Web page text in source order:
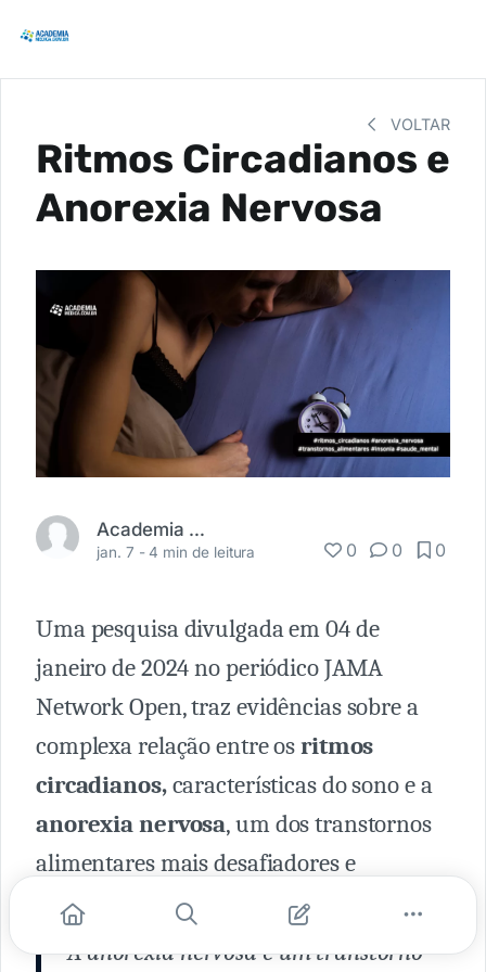
VOLTAR
Ritmos Circadianos e
Anorexia Nervosa
Academia Médica
jan. 7 -4 min de leitura 0 0 0
Uma pesquisa divulgada em 04 de
janeiro de 2024 no periódico JAMA
Network Open, traz evidências sobre a
complexa relação entre osritmos
circadianos,características do sono e a
anorexia nervosa, um dos transtornos
alimentares mais desafiadores e
perigosos.
A anorexia nervosa é um transtorno